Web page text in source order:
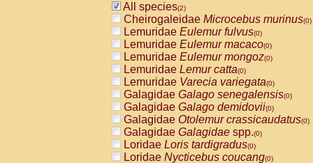
All species(2)
Cheirogaleidae Microcebus murinus(0)
Lemuridae Eulemur fulvus(0)
Lemuridae Eulemur macaco(0)
Lemuridae Eulemur mongoz(0)
Lemuridae Lemur catta(0)
Lemuridae Varecia variegata(0)
Galagidae Galago senegalensis(0)
Galagidae Galago demidovii(0)
Galagidae Otolemur crassicaudatus(0)
Galagidae Galagidae spp.(0)
Loridae Loris tardigradus(0)
Loridae Nycticebus coucang(0)